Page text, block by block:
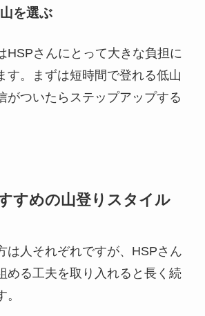
を選ぶ
HSPさんにとって大きな負担に
す。まずは短時間で登れる低山
がついたらステップアップする
すめの山登りスタイル
は人それぞれですが、HSPさん
める工夫を取り入れると長く続